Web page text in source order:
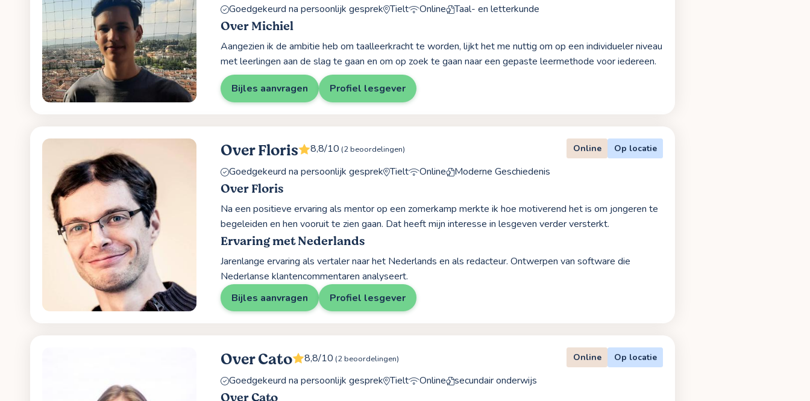
Goedgekeurd na persoonlijk gesprek Tielt Online Taal- en letterkunde
Over Michiel
Aangezien ik de ambitie heb om taalleerkracht te worden, lijkt het me nuttig om op een individueler niveau
met leerlingen aan de slag te gaan en om op zoek te gaan naar een gepaste leermethode voor iedereen.
Bijles aanvragen Profiel lesgever
Over Floris 8,8/10 (2 beoordelingen) Online Op locatie
Goedgekeurd na persoonlijk gesprek Tielt Online Moderne Geschiedenis
Over Floris
Na een positieve ervaring als mentor op een zomerkamp merkte ik hoe motiverend het is om jongeren te
begeleiden en hen vooruit te zien gaan. Dat heeft mijn interesse in lesgeven verder versterkt.
Ervaring met Nederlands
Jarenlange ervaring als vertaler naar het Nederlands en als redacteur. Ontwerpen van software die
Nederlanse klantencommentaren analyseert.
Bijles aanvragen
Profiel lesgever
Over Cato 8,8/10 (2 beoordelingen) Online Op locatie
Goedgekeurd na persoonlijk gesprek Tielt Online secundair onderwijs